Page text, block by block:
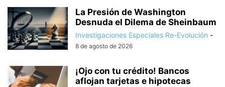
La Presión de Washington
Desnuda el Dilema de Sheinbaum
Investigaciones Especiales Re-Evolución -
8 de agosto de 2026
¡Ojo con tu crédito! Bancos
aflojan tarjetas e hipotecas